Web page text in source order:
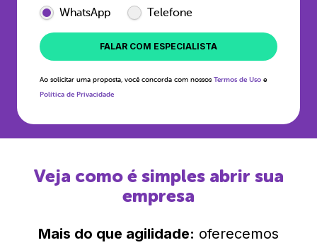
WhatsApp Telefone
FALAR COM ESPECIALISTA
Ao solicitar uma proposta, você concorda com nossos Termos de Uso e
Política de Privacidade
Veja como é simples abrir sua
empresa
Mais do que agilidade: oferecemos